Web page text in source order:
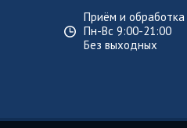
Приём и обработка
Пн-Вс 9:00-21:00
Без выходных